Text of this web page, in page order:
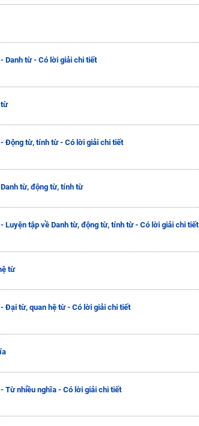
Danh từ - Có lời giải chi tiết
Động từ, tính từ - Có lời giải chi tiết
từ, động từ, tính từ
Luyện tập về Danh từ, động từ, tính từ - Có lời giải chi tiết
từ
Đại từ, quan hệ từ - Có lời giải chi tiết
Từ nhiều nghĩa - Có lời giải chi tiết